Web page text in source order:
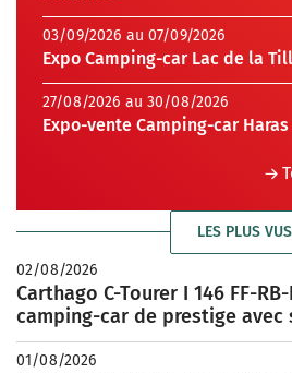
03/09/2026 au 07/09/2026
Expo Camping-car Lac de la
27/08/2026 au 30/08/2026
Expo-vente Camping-car
LES PLUS VUS
02/08/2026
Carthago C-Tourer I 146 FF-
camping-car de prestige avec
01/08/2026